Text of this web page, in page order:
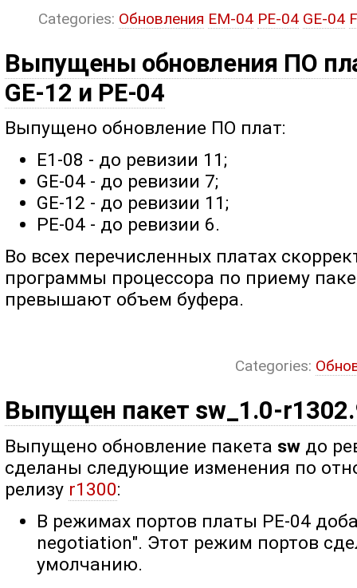
Categories: Обновления EM-04 PE-04 GE-04
Выпущены обновления ПО
GE-12 и PE-04
Выпущено обновление ПО плат:
E1-08 - до ревизии 11;
GE-04 - до ревизии 7;
GE-12 - до ревизии 11;
PE-04 - до ревизии 6.
Во всех перечисленных платах
программы процессора по приему
превышают объем буфера.
Categories:
Выпущен пакет sw_1.0-
Выпущено обновление пакета sw до
сделаны следующие изменения по
релизу r1300:
В режимах портов платы PE-04
negotiation". Этот режим портов
умолчанию.